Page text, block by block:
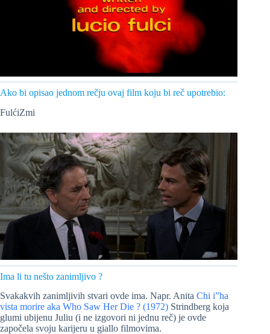
Ako bi opisao jednom rečju ovaj film koju bi reč upotrebio:
FulćiZmi
Ima li tu nešto zanimljivo ?
Svakakvih zanimljivih stvari ovde ima. Napr. Anita Chi i”ha
vista morire aka Who Saw Her Die ? (1972) Strindberg koja
glumi ubijenu Juliu (i ne izgovori ni jednu reč) je ovde
započela svoju karijeru u giallo filmovima.